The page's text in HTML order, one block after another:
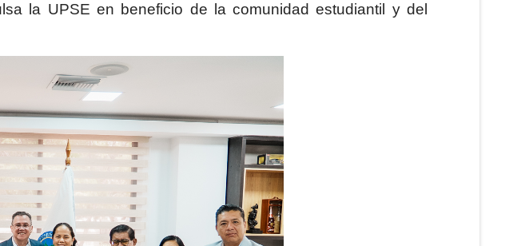
la UPSE en beneficio de la comunidad estudiantil y del